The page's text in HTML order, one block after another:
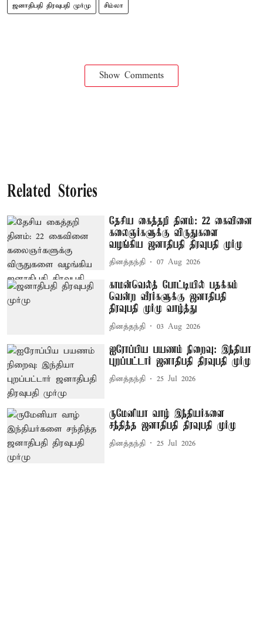
ஜனாதிபதி திரவுபதி முர்மு சிம்லா
Show Comments
Related Stories
தேசிய கைத்தறி தினம்: 22 கைவினை
கலைஞர்களுக்கு விருதுகளை
வழங்கிய ஜனாதிபதி திரவுபதி முர்மு
தினத்தந்தி 07 Aug 2026
காமன்வெல்த் போட்டியில் பதக்கம்
வென்ற வீரர்களுக்கு ஜனாதிபதி
திரவுபதி முர்மு வாழ்த்து
தினத்தந்தி 03 Aug 2026
ஐரோப்பிய பயணம் நிறைவு: இந்தியா
புறப்பட்டார் ஜனாதிபதி திரவுபதி முர்மு
தினத்தந்தி 25 Jul 2026
ருமேனியா வாழ் இந்தியர்களை
சந்தித்த ஜனாதிபதி திரவுபதி முர்மு
தினத்தந்தி 25 Jul 2026